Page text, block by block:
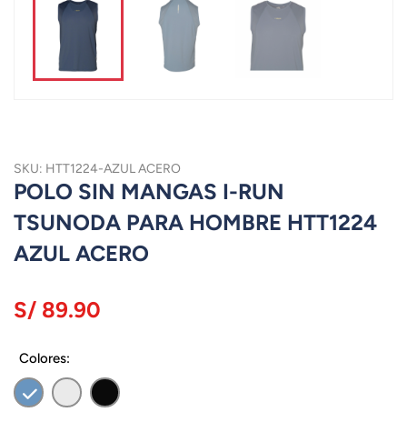
SKU: HTT1224-AZUL ACERO
POLO SIN MANGAS I-RUN
TSUNODA PARA HOMBRE HTT1224
AZUL ACERO
S/ 89.90
Colores: